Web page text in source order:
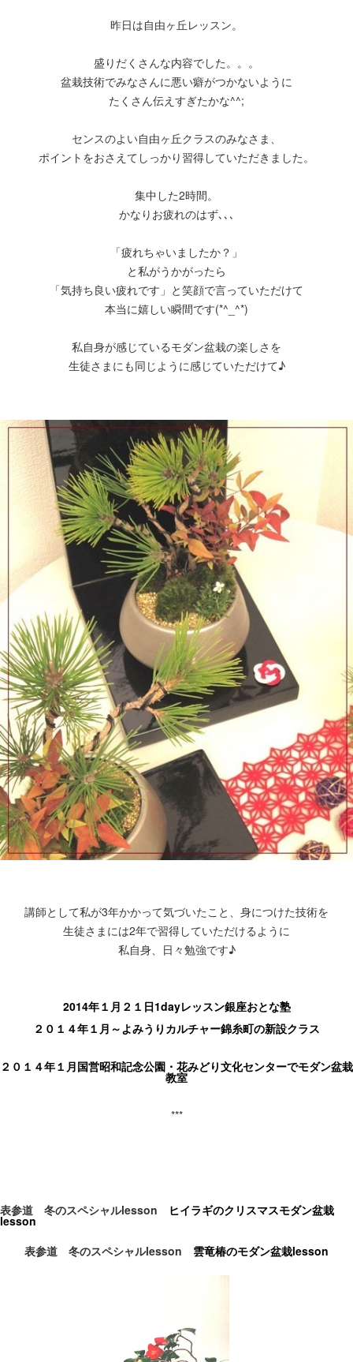
昨日は自由ヶ丘レッスン。
盛りだくさんな内容でした。。。
盆栽技術でみなさんに悪い癖がつかないように
たくさん伝えすぎたかな^^;
センスのよい自由ヶ丘クラスのみなさま、
ポイントをおさえてしっかり習得していただきました。
集中した2時間。
かなりお疲れのはず､､､
「疲れちゃいましたか？」
と私がうかがったら
「気持ち良い疲れです」と笑顔で言っていただけて
本当に嬉しい瞬間です(*^_^*)
私自身が感じているモダン盆栽の楽しさを
生徒さまにも同じように感じていただけて♪
講師として私が3年かかって気づいたこと、身につけた技術を
生徒さまには2年で習得していただけるように
私自身、日々勉強です♪
2014年１月２１日1dayレッスン銀座おとな塾
２０１４年１月～よみうりカルチャー錦糸町の新設クラス
２０１４年１月国営昭和記念公園・花みどり文化センターでモダン盆栽
教室
***
表参道 冬のスペシャルlesson ヒイラギのクリスマスモダン盆栽
lesson
表参道 冬のスペシャルlesson 雲竜椿のモダン盆栽lesson